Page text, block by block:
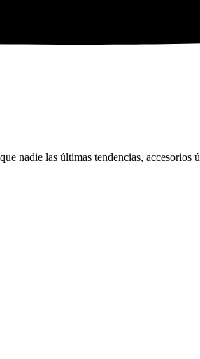
nadie las últimas tendencias,